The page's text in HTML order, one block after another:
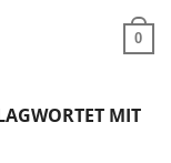
0
MIT